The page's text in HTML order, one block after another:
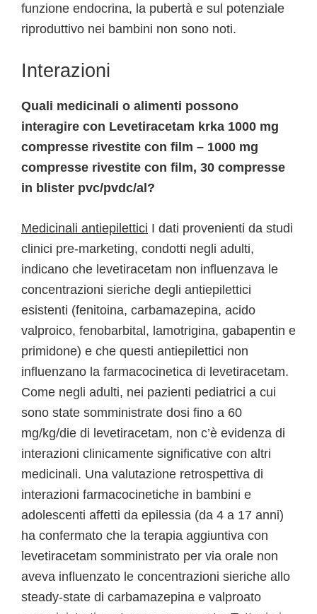
funzione endocrina, la pubertà e sul potenziale
riproduttivo nei bambini non sono noti.
Interazioni
Quali medicinali o alimenti possono
interagire con Levetiracetam krka 1000 mg
compresse rivestite con film – 1000 mg
compresse rivestite con film, 30 compresse
in blister pvc/pvdc/al?
Medicinali antiepilettici I dati provenienti da studi
clinici pre-marketing, condotti negli adulti,
indicano che levetiracetam non influenzava le
concentrazioni sieriche degli antiepilettici
esistenti (fenitoina, carbamazepina, acido
valproico, fenobarbital, lamotrigina, gabapentin e
primidone) e che questi antiepilettici non
influenzano la farmacocinetica di levetiracetam.
Come negli adulti, nei pazienti pediatrici a cui
sono state somministrate dosi fino a 60
mg/kg/die di levetiracetam, non c’è evidenza di
interazioni clinicamente significative con altri
medicinali. Una valutazione retrospettiva di
interazioni farmacocinetiche in bambini e
adolescenti affetti da epilessia (da 4 a 17 anni)
ha confermato che la terapia aggiuntiva con
levetiracetam somministrato per via orale non
aveva influenzato le concentrazioni sieriche allo
steady-state di carbamazepina e valproato